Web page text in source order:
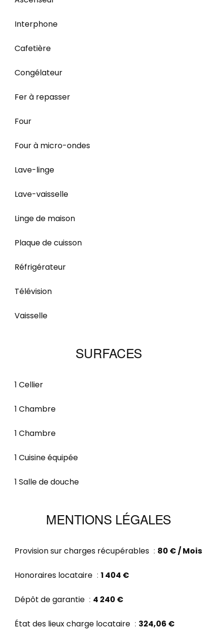
Interphone
Cafetière
Congélateur
Fer à repasser
Four
Four à micro-ondes
Lave-linge
Lave-vaisselle
Linge de maison
Plaque de cuisson
Réfrigérateur
Télévision
Vaisselle
SURFACES
1 Cellier
1 Chambre
1 Chambre
1 Cuisine équipée
1 Salle de douche
MENTIONS LÉGALES
Provision sur charges récupérables 80 € / Mois
Honoraires locataire 1 404 €
Dépôt de garantie 4 240 €
État des lieux charge locataire 324,06 €